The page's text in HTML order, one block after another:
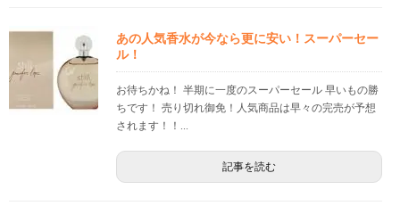
あの人気香水が今なら更に安い！スーパーセー
ル！
お待ちかね！ 半期に一度のスーパーセール 早いもの勝
ちです！ 売り切れ御免！人気商品は早々の完売が予想
されます！！...
記事を読む